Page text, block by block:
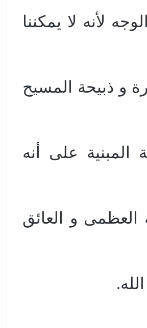
لأنه لا يمكننا
و ذبيحة المسيح
المبنية على أنه
و العائق